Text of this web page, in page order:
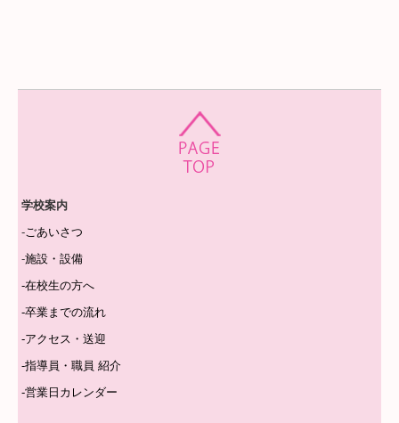
学校案内
-ごあいさつ
-施設・設備
-在校生の方へ
-卒業までの流れ
-アクセス・送迎
-指導員・職員 紹介
-営業日カレンダー